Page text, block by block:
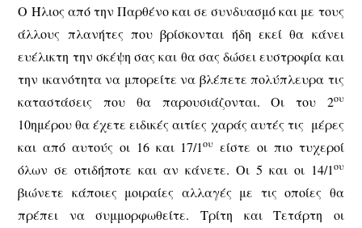
Ο Ήλιος από την Παρθένο και σε συνδυασμό και με τους
άλλους πλανήτες που βρίσκονται ήδη εκεί θα κάνει
ευέλικτη την σκέψη σας και θα σας δώσει ευστροφία και
την ικανότητα να μπορείτε να βλέπετε πολύπλευρα τις
καταστάσεις που θα παρουσιάζονται. Οι του 2ου
10ημέρου θα έχετε ειδικές αιτίες χαράς αυτές τις μέρες
και από αυτούς οι 16 και 17/1ου είστε οι πιο τυχεροί
όλων σε οτιδήποτε και αν κάνετε. Οι 5 και οι 14/1ου
βιώνετε κάποιες μοιραίες αλλαγές με τις οποίες θα
πρέπει να συμμορφωθείτε. Τρίτη και Τετάρτη οι